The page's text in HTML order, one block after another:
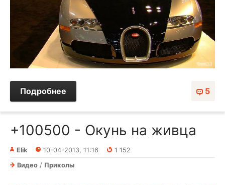
5
Подробнее
+100500 - Окунь на живца
Elik 10-04-2013, 11:16
1 152
Видео / Приколы